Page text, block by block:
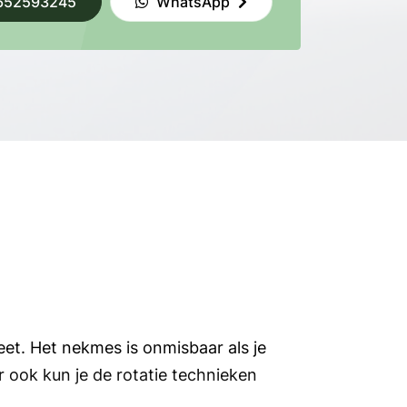
Het nekmes is onmisbaar als je
ook kun je de rotatie technieken